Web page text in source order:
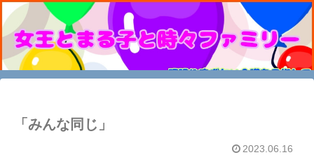
「みんな同じ」
2023.06.16